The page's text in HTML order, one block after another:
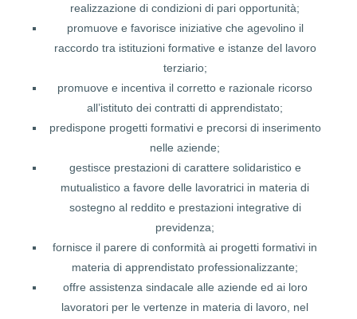
realizzazione di condizioni di pari opportunità;
promuove e favorisce iniziative che agevolino il
raccordo tra istituzioni formative e istanze del lavoro
terziario;
promuove e incentiva il corretto e razionale ricorso
all’istituto dei contratti di apprendistato;
predispone progetti formativi e precorsi di inserimento
nelle aziende;
gestisce prestazioni di carattere solidaristico e
mutualistico a favore delle lavoratrici in materia di
sostegno al reddito e prestazioni integrative di
previdenza;
fornisce il parere di conformità ai progetti formativi in
materia di apprendistato professionalizzante;
offre assistenza sindacale alle aziende ed ai loro
lavoratori per le vertenze in materia di lavoro, nel